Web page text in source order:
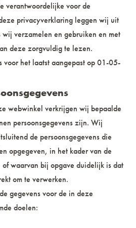
verantwoordelijke voor de
privacyverklaring leggen wij uit
wij verzamelen en gebruiken en met
deze zorgvuldig te lezen.
voor het laatst aangepast op 01-05-
webwinkel verkrijgen wij bepaalde
persoonsgegevens zijn. Wij
de persoonsgegevens die
opgegeven, in het kader van de
waarvan bij opgave duidelijk is dat
om te verwerken.
gegevens voor de in deze
doelen: